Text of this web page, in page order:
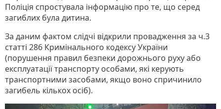
Поліція спростувала інформацію про те, що серед
загиблих була дитина.
За даним фактом слідчі відкрили провадження за ч.3
статті 286 Кримінального кодексу України
(порушення правил безпеки дорожнього руху або
експлуатації транспорту особами, які керують
транспортними засобами, якщо воно спричинило
загибель кількох осіб).